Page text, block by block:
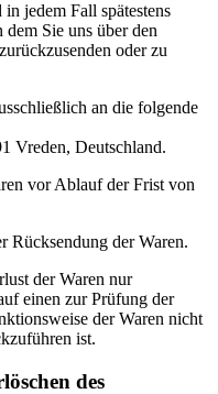
jedem Fall spätestens
dem Sie uns über den
oder zu
an die folgende
Vreden, Deutschland.
vor Ablauf der Frist von
Rücksendung der Waren.
der Waren nur
einen zur Prüfung der
der Waren nicht
ist.
des